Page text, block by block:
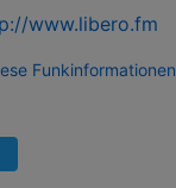
www.libero.fm
Funkinformationen